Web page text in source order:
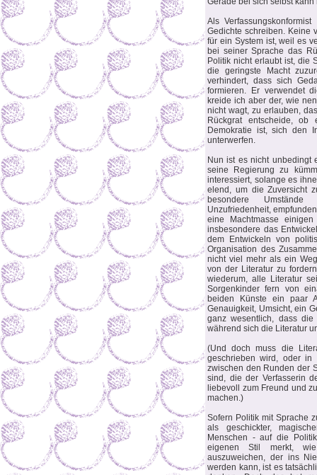
Als
Gedichte schreiben. Keine
für ein System ist, weil es
bei seiner Sprache das
Politik nicht erlaubt ist, die
die geringste Macht
verhindert, dass sich
formieren. Er verwendet
kreide ich aber der, wie
nicht wagt, zu erlauben,
Rückgrat entscheide,
Demokratie ist, sich den
unterwerfen.
Nun ist es nicht unbedingt
seine Regierung zu
interessiert, solange es
elend, um die Zuversicht
besondere Umstände
Unzufriedenheit,
eine Machtmasse
insbesondere das
dem Entwickeln von
Organisation des
nicht viel mehr als ein
von der Literatur zu
wiederum, alle Literatur
Sorgenkinder fern von
beiden Künste ein paar
Genauigkeit, Umsicht, ein
ganz wesentlich, dass
während sich die Literatur
(Und doch muss die
geschrieben wird, oder in
zwischen den Runden der
sind, die der Verfasserin
liebevoll zum Freund und
machen.)
Sofern Politik mit Sprache
als geschickter,
Menschen - auf die
eigenen Stil merkt,
auszuweichen, der ins
werden kann, ist es